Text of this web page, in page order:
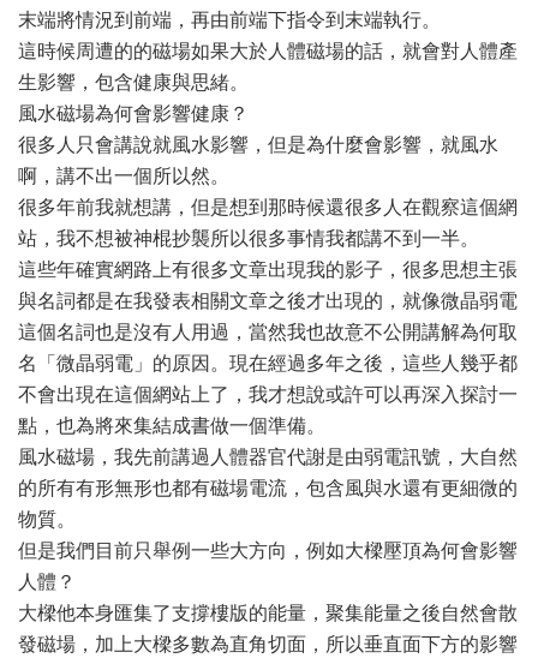
末端將情況到前端，再由前端下指令到末端執行。
這時候周遭的的磁場如果大於人體磁場的話，就會對人體產
生影響，包含健康與思緒。
風水磁場為何會影響健康？
很多人只會講說就風水影響，但是為什麼會影響，就風水
啊，講不出一個所以然。
很多年前我就想講，但是想到那時候還很多人在觀察這個網
站，我不想被神棍抄襲所以很多事情我都講不到一半。
這些年確實網路上有很多文章出現我的影子，很多思想主張
與名詞都是在我發表相關文章之後才出現的，就像微晶弱電
這個名詞也是沒有人用過，當然我也故意不公開講解為何取
名「微晶弱電」的原因。現在經過多年之後，這些人幾乎都
不會出現在這個網站上了，我才想說或許可以再深入探討一
點，也為將來集結成書做一個準備。
風水磁場，我先前講過人體器官代謝是由弱電訊號，大自然
的所有有形無形也都有磁場電流，包含風與水還有更細微的
物質。
但是我們目前只舉例一些大方向，例如大樑壓頂為何會影響
人體？
大樑他本身匯集了支撐樓版的能量，聚集能量之後自然會散
發磁場，加上大樑多數為直角切面，所以垂直面下方的影響